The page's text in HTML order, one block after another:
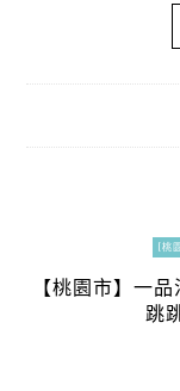
[桃
【桃園市】一
跳